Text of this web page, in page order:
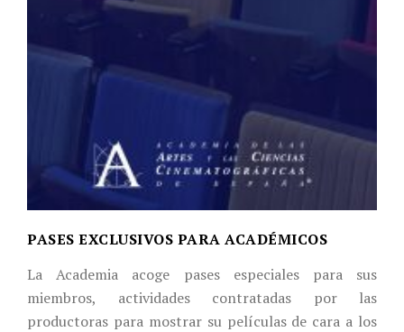
PASES EXCLUSIVOS PARA ACADÉMICOS
La Academia acoge pases especiales para sus
miembros, actividades contratadas por las
productoras para mostrar su películas de cara a los